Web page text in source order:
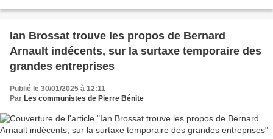
Ian Brossat trouve les propos de Bernard
Arnault indécents, sur la surtaxe temporaire des
grandes entreprises
Publié le 30/01/2025 à 12:11
Par Les communistes de Pierre Bénite